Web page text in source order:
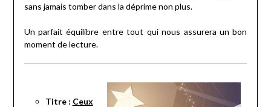
sans jamais tomber dans la déprime non plus.
Un parfait équilibre entre tout qui nous assurera un bon
moment de lecture.
Titre : Ceux